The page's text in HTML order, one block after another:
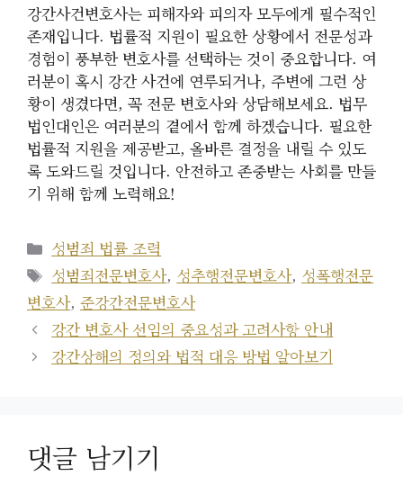
강간사건변호사는 피해자와 피의자 모두에게 필수적인
존재입니다. 법률적 지원이 필요한 상황에서 전문성과
경험이 풍부한 변호사를 선택하는 것이 중요합니다. 여
러분이 혹시 강간 사건에 연루되거나, 주변에 그런 상
황이 생겼다면, 꼭 전문 변호사와 상담해보세요. 법무
법인대인은 여러분의 곁에서 함께 하겠습니다. 필요한
법률적 지원을 제공받고, 올바른 결정을 내릴 수 있도
록 도와드릴 것입니다. 안전하고 존중받는 사회를 만들
기 위해 함께 노력해요!
카
테
고
리
성범죄 법률 조력
태
그
성범죄전문변호사, 성추행전문변호사, 성폭행전문
변호사, 준강간전문변호사
강간 변호사 선임의 중요성과 고려사항 안내
강간상해의 정의와 법적 대응 방법 알아보기
댓글 남기기